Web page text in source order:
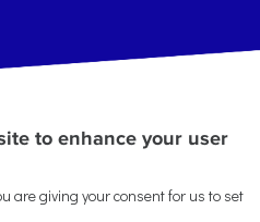
Προσωπικού Χαρακτήρα
'Οροι
Χρήσης
Αναφορά
to enhance your user
are giving your consent for us to set